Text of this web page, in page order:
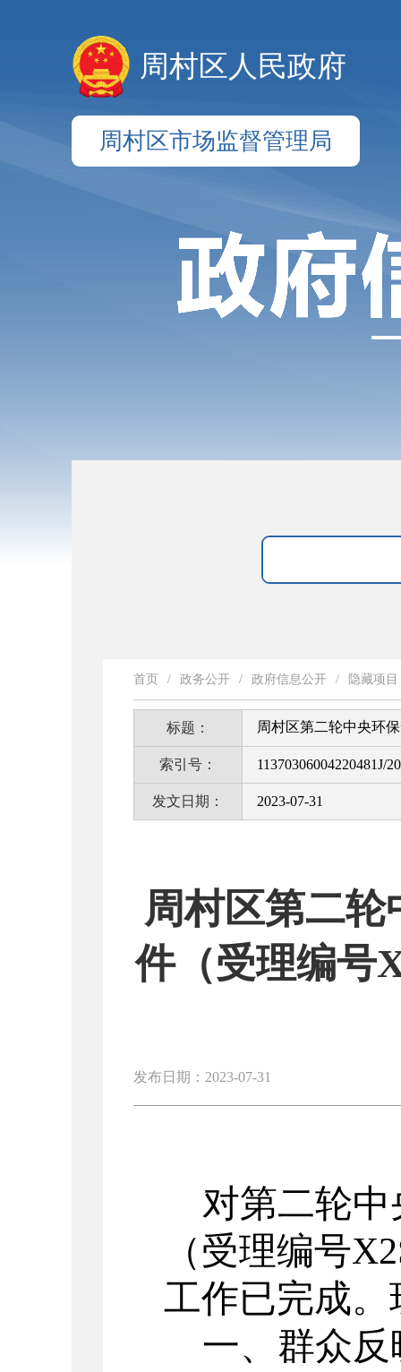
周村区人民政府
周村区市场监督管理局
首页 / 政务公开 / 政府信息公开 / 隐藏项目
标题： 周村区第二轮中央环
索引号： 11370306004220481J/
发文日期： 2023-07-31
周村区第二
件（受理编号
发布日期：2023-07-31
对第二轮中
（受理编号
工作已完成
一、 群众反